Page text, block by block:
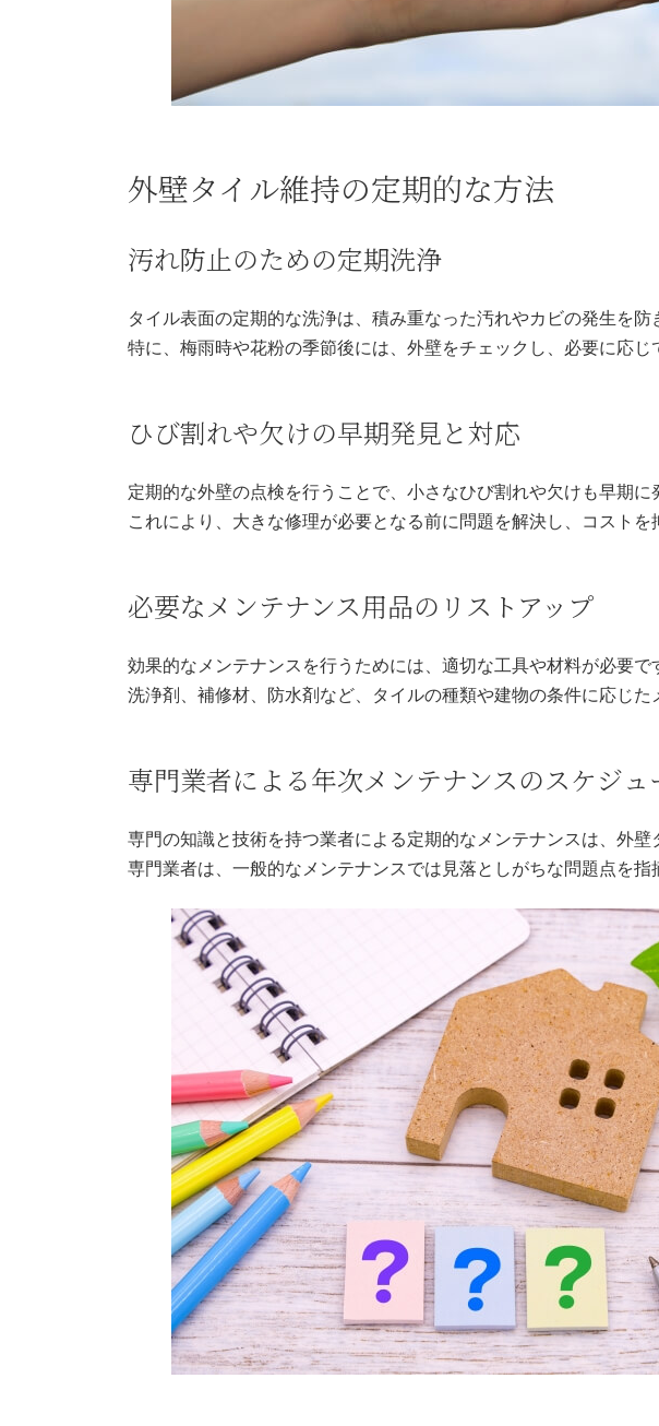
外壁タイル維持の定期的な方法
汚れ防止のための定期洗浄
タイル表面の定期的な洗浄は、積み重なった汚れやカビの発生を防
特に、梅雨時や花粉の季節後には、外壁をチェックし、必要に応じ
ひび割れや欠けの早期発見と対応
定期的な外壁の点検を行うことで、小さなひび割れや欠けも早期に
これにより、大きな修理が必要となる前に問題を解決し、コストを
必要なメンテナンス用品のリストアップ
効果的なメンテナンスを行うためには、適切な工具や材料が必要で
洗浄剤、補修材、防水剤など、タイルの種類や建物の条件に応じ
専門業者による年次メンテナンスのスケジュ
専門の知識と技術を持つ業者による定期的なメンテナンスは、外壁
専門業者は、一般的なメンテナンスでは見落としがちな問題点を指